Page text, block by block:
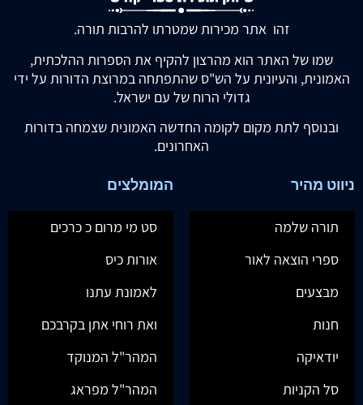
זהו אתר מכירות שמטרתו להרבות תורה.
שמו של האתר הוא מהרצון להקיף את הספרות ההלכתית,
האמונית, והעיונית על הש"ס שהתפתחה במרוצת הדורות על ידי
גדולי הרוח של עם ישראל.
ובנוסף לתת מקום לקומה החדשה האמונית שצמחה בדורות
האחרונים.
ניווט מהיר
תורה שלמה
ספרי הוצאה לאור
מבצעים
חנות
יודאיקה
סל הקניות
המומלצים
סט מי מרום כ כרכים
אורות כיס
לאמונת עתנו
ואת רוחי אתן בקרבכם
המהר"ל המנוקד
המהר"ל מפראג